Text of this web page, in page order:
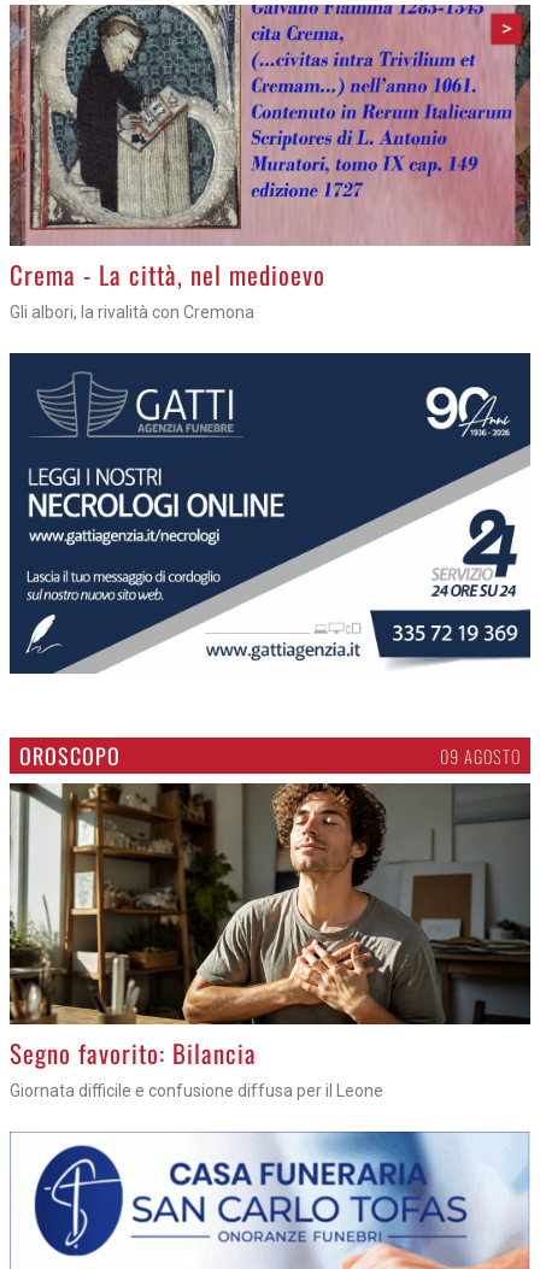
>
Crema - La città, nel medioevo
Gli albori, la rivalità con Cremona
OROSCOPO 09 AGOSTO
>
Segno favorito: Bilancia
Giornata difficile e confusione diffusa per il Leone